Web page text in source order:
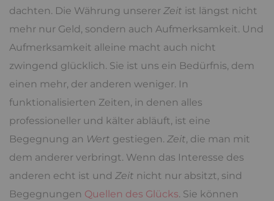
dachten. Die Währung unserer Zeit ist längst nicht
mehr nur Geld, sondern auch Aufmerksamkeit. Und
Aufmerksamkeit alleine macht auch nicht
zwingend glücklich. Sie ist uns ein Bedürfnis, dem
einen mehr, der anderen weniger. In
funktionalisierten Zeiten, in denen alles
professioneller und kälter abläuft, ist eine
Begegnung an Wert gestiegen. Zeit, die man mit
dem anderer verbringt. Wenn das Interesse des
anderen echt ist und Zeit nicht nur absitzt, sind
Begegnungen Quellen des Glücks. Sie können